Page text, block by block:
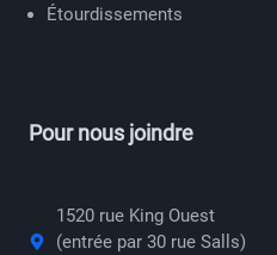
Étourdissements
Pour nous joindre
1520 rue King Ouest
(entrée par 30 rue Salls)